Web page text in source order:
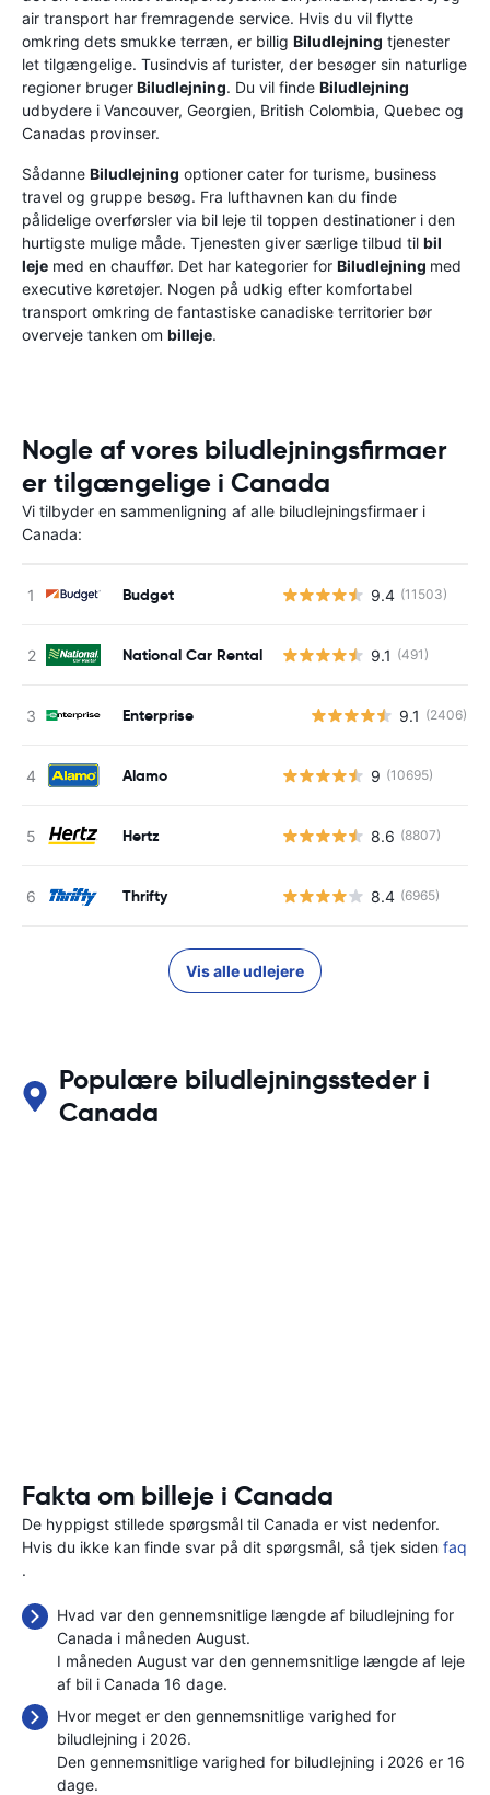
air transport har fremragende service. Hvis du vil flytte
omkring dets smukke terræn, er billig Biludlejning tjenester
let tilgængelige. Tusindvis af turister, der besøger sin naturlige
regioner brugerBiludlejning. Du vil finde Biludlejning
udbydere i Vancouver, Georgien, British Colombia, Quebec og
Canadas provinser.
Sådanne Biludlejning optioner cater for turisme, business
travel og gruppe besøg. Fra lufthavnen kan du finde
pålidelige overførsler via bil leje til toppen destinationer i den
hurtigste mulige måde. Tjenesten giver særlige tilbud til bil
leje med en chauffør. Det har kategorier for Biludlejning med
executive køretøjer. Nogen på udkig efter komfortabel
transport omkring de fantastiske canadiske territorier bør
overveje tanken om billeje.
Nogle af vores biludlejningsfirmaer
er tilgængelige i Canada
Vi tilbyder en sammenligning af alle biludlejningsfirmaer i
Canada:
Budget 9.4 (11503)
National Car Rental 9.1 (491)
Enterprise 9.1 (2406)
Alamo 9 (10695)
Hertz 8.6 (8807)
Thrifty 8.4 (6965)
Vis alle udlejere
Populære biludlejningssteder i
Canada
Fakta om billeje i Canada
De hyppigst stillede spørgsmål til Canada er vist nedenfor.
Hvis du ikke kan finde svar på dit spørgsmål, så tjek siden faq
.
Hvad var den gennemsnitlige længde af biludlejning for
Canada i måneden August.
I måneden August var den gennemsnitlige længde af leje
af bil i Canada 16 dage.
Hvor meget er den gennemsnitlige varighed for
biludlejning i 2026.
Den gennemsnitlige varighed for biludlejning i 2026 er 16
dage.